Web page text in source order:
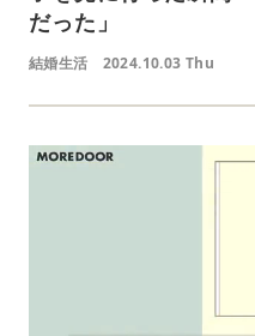
だった」
結婚生活 2024.10.03 Thu